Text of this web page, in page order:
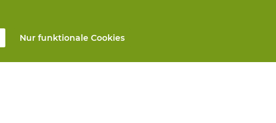
Nur funktionale Cookies